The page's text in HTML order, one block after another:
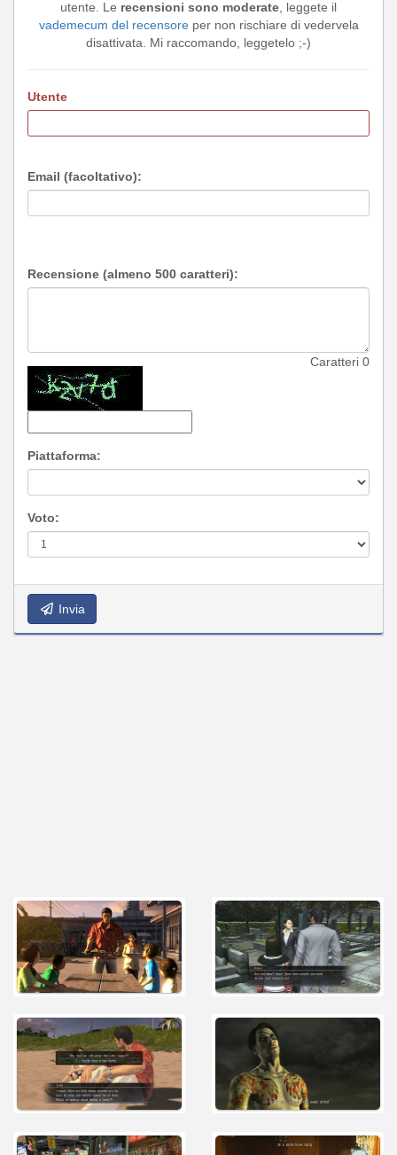
utente. Le recensioni sono moderate , leggete il
vademecum del recensoreper non rischiare di vedervela
disattivata. Mi raccomando, leggetelo ;-)
Utente
Email (facoltativo):
Recensione (almeno 500 caratteri):
Caratteri 0
Piattaforma:
Voto:
Invia